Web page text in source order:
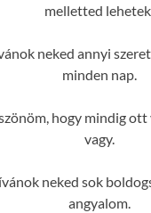
melletted
neked annyi
minden nap.
hogy mindig
vagy.
neked sok
angyalom.